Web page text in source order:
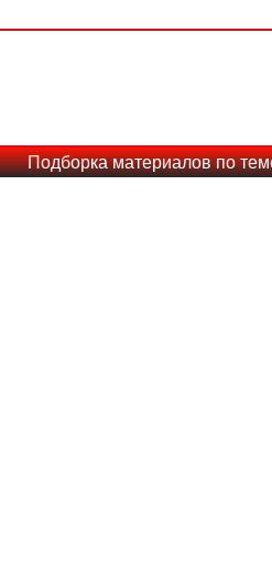
Подборка материалов по